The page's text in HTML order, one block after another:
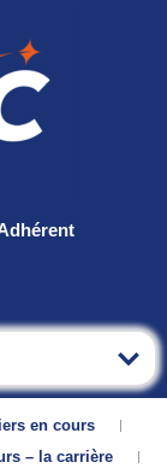
en cours
– la carrière